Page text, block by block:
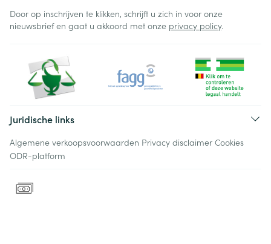
Door op inschrijven te klikken, schrijft u zich in voor onze
nieuwsbrief en gaat u akkoord met onze privacy policy.
Juridische links
Algemene verkoopsvoorwaarden Privacy disclaimer Cookies
ODR-platform